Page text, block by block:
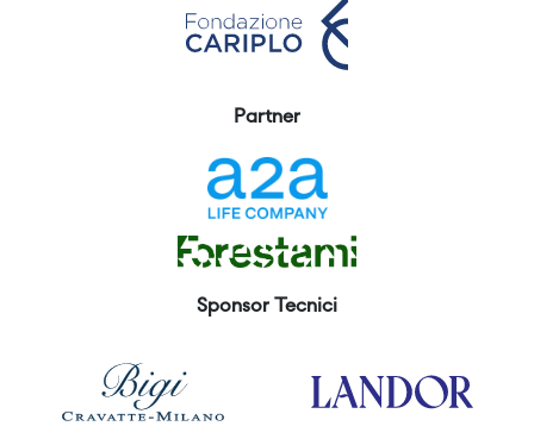
Partner
Sponsor Tecnici